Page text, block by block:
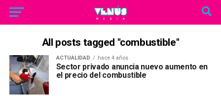
All posts tagged "combustible"
ACTUALIDAD hace 4 años
Sector privado anuncia nuevo aumento en
el precio del combustible